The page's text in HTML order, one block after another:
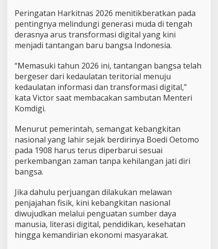
a
n
P
e
u
a
t
G
r
a
s
M
a
Peringatan Harkitnas 2026 menitikberatkan pada
pentingnya melindungi generasi muda di tengah
derasnya arus transformasi digital yang kini
menjadi tantangan baru bangsa Indonesia.
“Memasuki tahun 2026 ini, tantangan bangsa telah
bergeser dari kedaulatan teritorial menuju
kedaulatan informasi dan transformasi digital,”
kata Victor saat membacakan sambutan Menteri
Komdigi.
Menurut pemerintah, semangat kebangkitan
nasional yang lahir sejak berdirinya Boedi Oetomo
pada 1908 harus terus diperbarui sesuai
perkembangan zaman tanpa kehilangan jati diri
bangsa.
Jika dahulu perjuangan dilakukan melawan
penjajahan fisik, kini kebangkitan nasional
diwujudkan melalui penguatan sumber daya
manusia, literasi digital, pendidikan, kesehatan
hingga kemandirian ekonomi masyarakat.